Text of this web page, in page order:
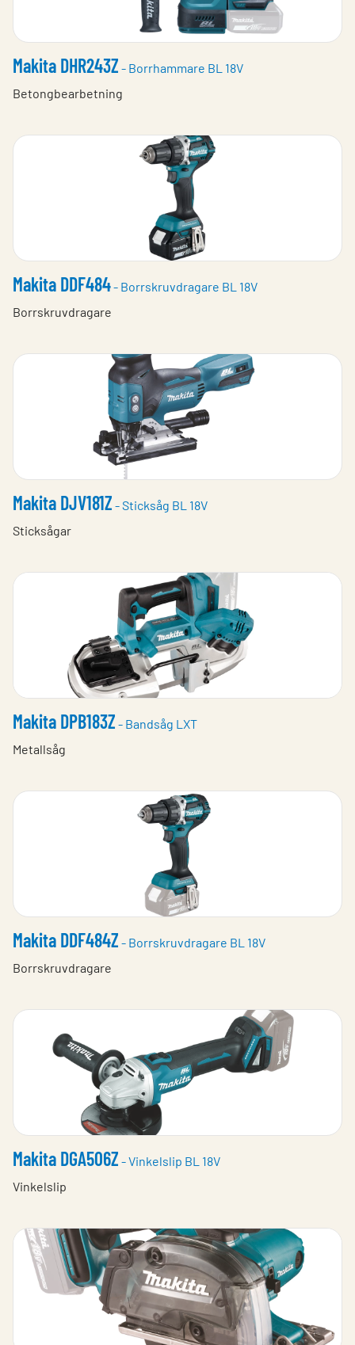
Makita DHR243Z - Borrhammare BL 18V
Betongbearbetning
Makita DDF484- Borrskruvdragare BL 18V
Borrskruvdragare
Makita DJV181Z - Sticksåg BL 18V
Sticksågar
Makita DPB183Z - Bandsåg LXT
Metallsåg
Makita DDF484Z - Borrskruvdragare BL 18V
Borrskruvdragare
Makita DGA506Z - Vinkelslip BL 18V
Vinkelslip